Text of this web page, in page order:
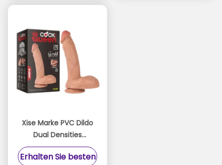
Xise Marke PVC Dildo
Dual Densities
Schwanz für Königin
Klassiker Penis große
Erhalten Sie besten